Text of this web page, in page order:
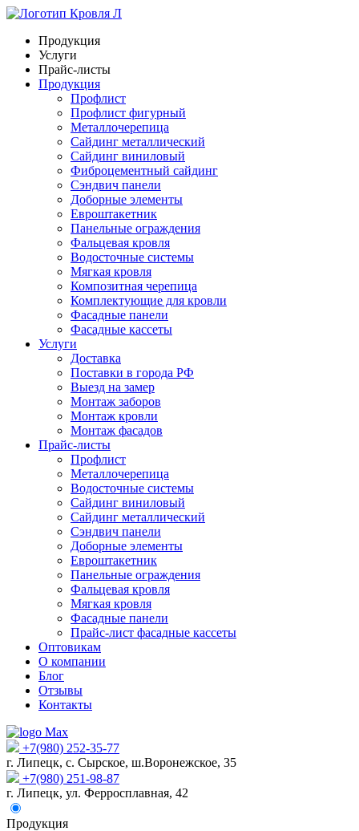
Продукция
Услуги
Прайс-листы
Продукция
Профлист
Профлист фигурный
Металлочерепица
Сайдинг металлический
Сайдинг виниловый
Фиброцементный сайдинг
Сэндвич панели
Доборные элементы
Евроштакетник
Панельные ограждения
Фальцевая кровля
Водосточные системы
Мягкая кровля
Композитная черепица
Комплектующие для кровли
Фасадные панели
Фасадные кассеты
Услуги
Доставка
Поставки в города РФ
Выезд на замер
Монтаж заборов
Монтаж кровли
Монтаж фасадов
Прайс-листы
Профлист
Металлочерепица
Водосточные системы
Сайдинг виниловый
Сайдинг металлический
Сэндвич панели
Доборные элементы
Евроштакетник
Панельные ограждения
Фальцевая кровля
Мягкая кровля
Фасадные панели
Прайс-лист фасадные кассеты
Оптовикам
О компании
Блог
Отзывы
Контакты
+7(980) 252-35-77
г. Липецк, с. Сырское, ш.Воронежское, 35
+7(980) 251-98-87
г. Липецк, ул. Ферросплавная, 42
Продукция